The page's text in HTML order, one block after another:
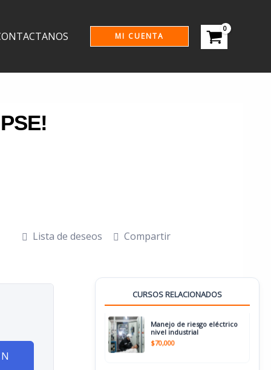
MI CUENTA
Lista de deseos Compartir
CURSOS RELACIONADOS
Brigada de emergencia – énfasis en
riesgo eléctrico
$70,000